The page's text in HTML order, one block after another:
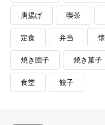
唐揚げ 喫茶
定食 弁当
焼き団子 焼き菓子
食堂 餃子